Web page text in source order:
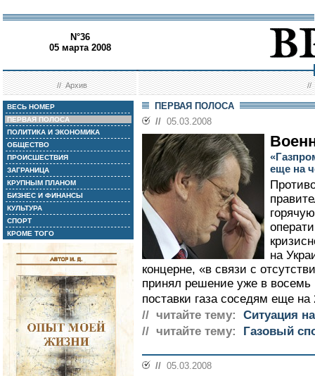
N°36
05 марта 2008
//Архив //
ВЕСЬ НОМЕР
ПЕРВАЯ ПОЛОСА
ПОЛИТИКА И ЭКОНОМИКА
ОБЩЕСТВО
ПРОИСШЕСТВИЯ
ЗАГРАНИЦА
КРУПНЫМ ПЛАНОМ
БИЗНЕС И ФИНАНСЫ
КУЛЬТУРА
СПОРТ
КРОМЕ ТОГО
ПЕРВАЯ ПОЛОСА
// 05.03.2008
еще на
на
концерне, «в связи с
принял решение уже в восемь
поставки газа соседям еще
// читайте тему:
Ситуация
// читайте тему:
Газовый
// 05.03.2008